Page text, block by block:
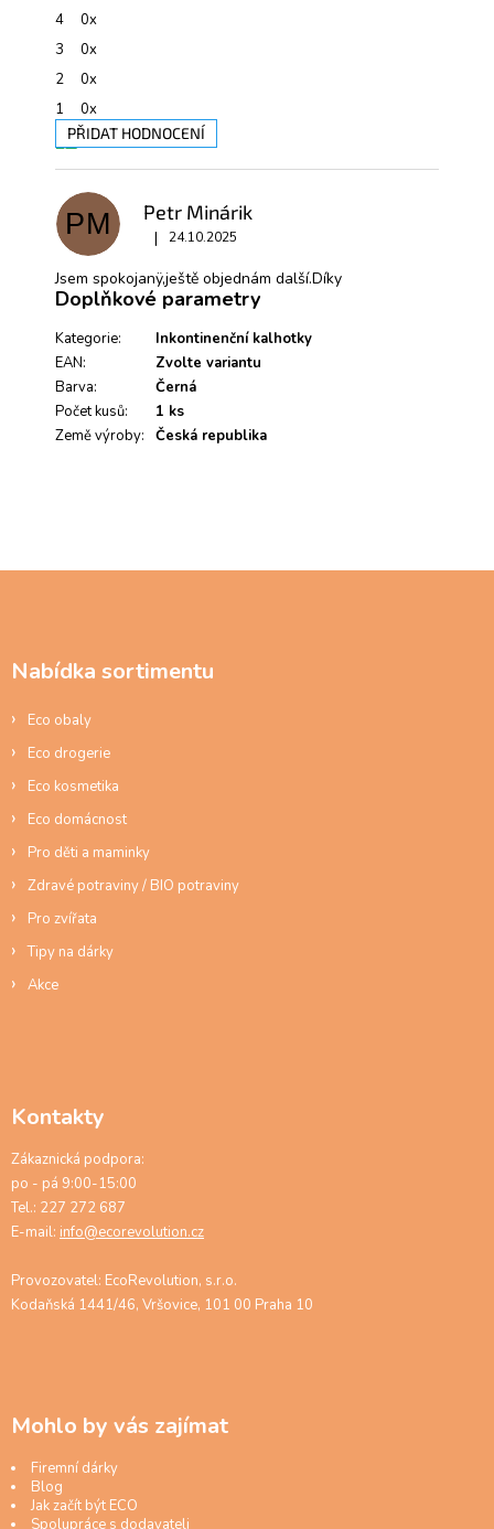
4
0x
3
0x
2
0x
1
0x
PŘIDAT HODNOCENÍ
ý
p
i
s
h
o
d
o
e
n
í
PM Petr Minárik
Hodnocení produktu je 5 z 5 hvězdiček.
| 24.10.2025
Jsem spokojanÿ,ještě objednám další.Díky
Doplňkové parametry
Kategorie:
Inkontinenční kalhotky
EAN:
Zvolte variantu
Barva:
Černá
Počet kusů:
1 ks
Země výroby: Česká republika
Nabídka sortimentu
Eco obaly
Eco drogerie
Eco kosmetika
Eco domácnost
Pro děti a maminky
Zdravé potraviny / BIO potraviny
Pro zvířata
Tipy na dárky
Akce
Kontakty
Zákaznická podpora:
po - pá 9:00-15:00
Tel.: 227 272 687
E-mail: info@ecorevolution.cz
Provozovatel: EcoRevolution, s.r.o.
Kodaňská 1441/46, Vršovice, 101 00 Praha 10
Mohlo by vás zajímat
Firemní dárky
Blog
Jak začít být ECO
Spolupráce s dodavateli